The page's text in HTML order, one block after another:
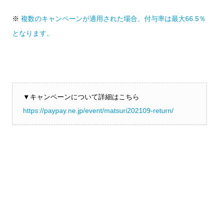
※ 複数のキャンペーンが適用された場合、付与率は最大66.5％
となります。
▼キャンペーンについて詳細はこちら
https://paypay.ne.jp/event/matsuri202109-return/